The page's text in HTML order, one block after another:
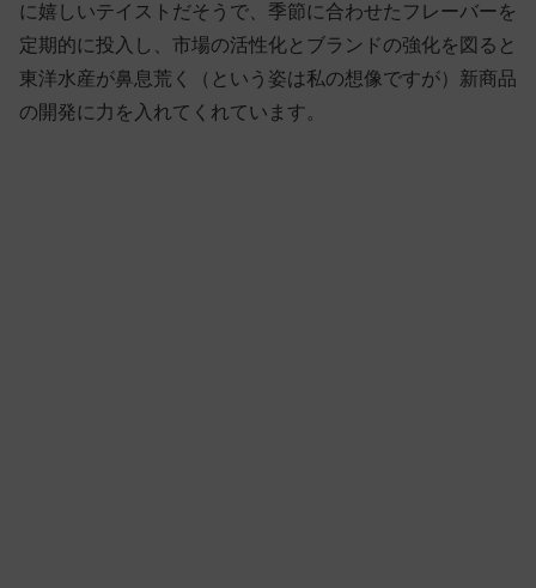
に嬉しいテイストだそうで、季節に合わせたフレーバーを
定期的に投入し、市場の活性化とブランドの強化を図ると
東洋水産が鼻息荒く（という姿は私の想像ですが）新商品
の開発に力を入れてくれています。